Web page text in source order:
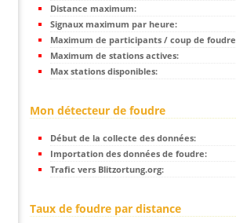
Distance maximum:
Signaux maximum par heure:
Maximum de participants / coup de
Maximum de stations actives:
Max stations disponibles:
Mon détecteur de foudre
Début de la collecte des données:
Importation des données de foudre:
Trafic vers Blitzortung.org:
Taux de foudre par distance